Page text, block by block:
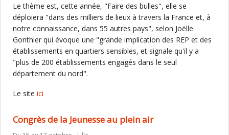
Le thème est, cette année, "Faire des bulles", elle se
déploiera "dans des milliers de lieux à travers la France et, à
notre connaissance, dans 55 autres pays", selon Joëlle
Gonthier qui évoque une "grande implication des REP et des
établissements en quartiers sensibles, et signale qu'il y a
"plus de 200 établissements engagés dans le seul
département du nord".
Le site ici
Congrès de la Jeunesse au plein air